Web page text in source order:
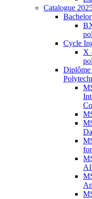
Catalogue
Bachelor
Cycle
X
Diplôme
AI